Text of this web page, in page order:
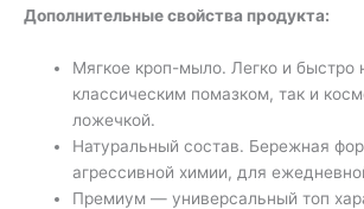
Дополнительные свойства продукта:
Мягкое кроп-мыло. Легко и быстро
классическим помазком, так и
ложечкой.
Натуральный состав. Бережная
агрессивной химии, для
Премиум — универсальный топ